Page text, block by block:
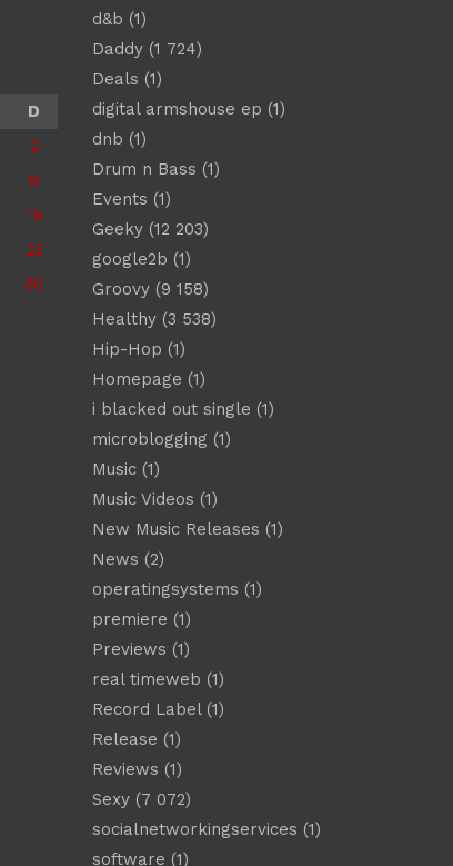
D
2
9
16
23
30
d&b (1)
Daddy(1 724)
Deals (1)
digital armshouse ep (1)
dnb (1)
Drum n Bass (1)
Events (1)
Geeky(12 203)
google2b (1)
Groovy(9 158)
Healthy(3 538)
Hip-Hop (1)
Homepage (1)
i blacked out single (1)
microblogging (1)
Music(1)
Music Videos (1)
New Music Releases (1)
News (2)
operatingsystems (1)
premiere (1)
Previews (1)
real timeweb (1)
Record Label(1)
Release (1)
Reviews (1)
Sexy(7 072)
socialnetworkingservices (1)
software (1)